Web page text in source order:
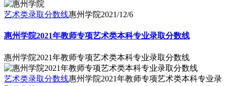
艺术类录取分数线惠州学院2021/12/6
惠州学院2021年教师专项艺术类本科专业录取分数线
惠州学院2021年教师专项艺术类本科专业录取分数线
艺术类录取分数线惠州学院2021年教师专项艺术类本科专业录